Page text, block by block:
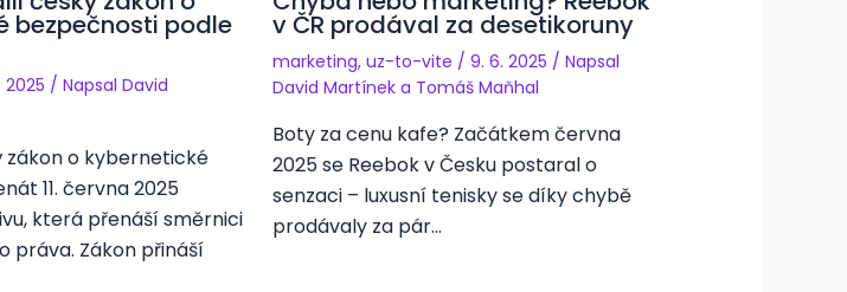
bezpečnosti podle
2025 / Napsal David
zákon o kybernetické
11. června 2025
která přenáší směrnici
práva. Zákon přináší
v ČR prodával za desetikoruny
marketing,uz-to-vite /9. 6. 2025 / Napsal
David Martínek a Tomáš Maňhal
Boty za cenu kafe? Začátkem června
2025 se Reebok v Česku postaral o
senzaci – luxusní tenisky se díky chybě
prodávaly za pár…